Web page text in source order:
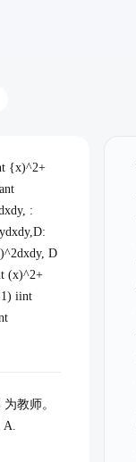
{x)^2+
:
D
(x)^2+
iint
教师。
A.